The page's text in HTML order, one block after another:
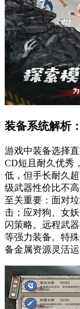
装备系统解析：
游戏中装备选择
CD短且耐久优秀
低，但手长耐久
级武器性价比不
至关重要：面对
击；应对狗、女
闪策略。远程武
等强力装备。特
备金属资源灵活运